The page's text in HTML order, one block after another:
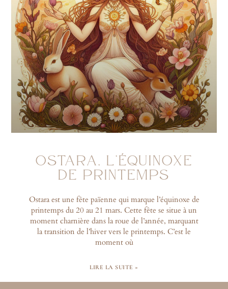
OSTARA, L’ÉQUINOXE
DE PRINTEMPS
Ostara est une fête païenne qui marque l’équinoxe de
printemps du 20 au 21 mars. Cette fête se situe à un
moment charnière dans la roue de l’année, marquant
la transition de l’hiver vers le printemps. C’est le
moment où
LIRE LA SUITE »